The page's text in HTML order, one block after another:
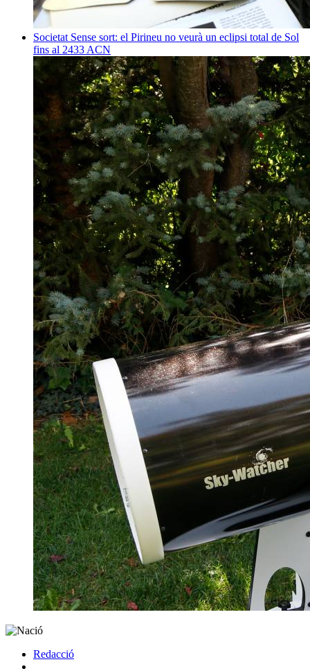
Societat Sense sort: el Pirineu no veurà un eclipsi total de Sol
fins al 2433 ACN
Redacció